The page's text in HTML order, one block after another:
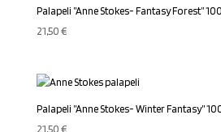
Palapeli ”Anne Stokes- Fantasy Forest”
21,50€
Palapeli ”Anne Stokes- Winter Fantasy”
21,50€